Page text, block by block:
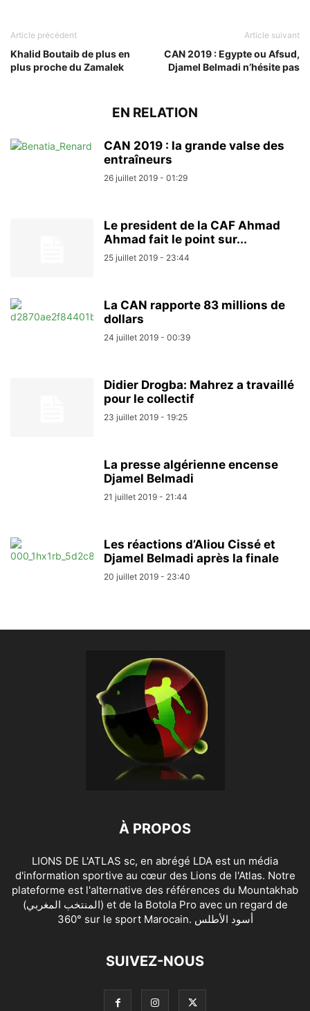
Article précédent
Khalid Boutaib de plus en
plus proche du Zamalek
Article suivant
CAN 2019 : Egypte ou Afsud,
Djamel Belmadi n’hésite pas
EN RELATION
CAN 2019 : la grande valse des
entraîneurs
26 juillet 2019 - 01:29
Le president de la CAF Ahmad
Ahmad fait le point sur...
25 juillet 2019 - 23:44
La CAN rapporte 83 millions de
dollars
24 juillet 2019 - 00:39
Didier Drogba: Mahrez a travaillé
pour le collectif
23 juillet 2019 - 19:25
La presse algérienne encense
Djamel Belmadi
21 juillet 2019 - 21:44
Les réactions d’Aliou Cissé et
Djamel Belmadi après la finale
20 juillet 2019 - 23:40
À PROPOS
LIONS DE L'ATLAS sc, en abrégé LDA est un média
d'information sportive au cœur des Lions de l'Atlas. Notre
plateforme est l'alternative des références du Mountakhab
(المنتخب المغربي) et de la Botola Pro avec un regard de
360° sur le sport Marocain. أسود الأطلس
SUIVEZ-NOUS